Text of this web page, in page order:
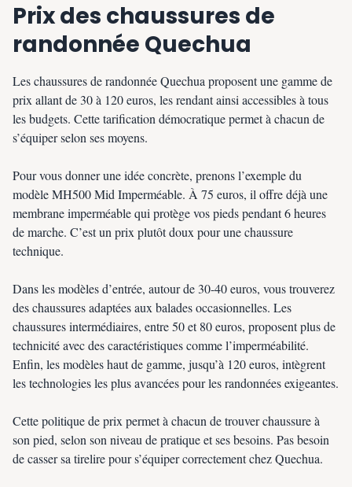
Prix des chaussures de
randonnée Quechua
Les chaussures de randonnée Quechua proposent une gamme de
prix allant de 30 à 120 euros, les rendant ainsi accessibles à tous
les budgets. Cette tarification démocratique permet à chacun de
s’équiper selon ses moyens.
Pour vous donner une idée concrète, prenons l’exemple du
modèle MH500 Mid Imperméable. À 75 euros, il offre déjà une
membrane imperméable qui protège vos pieds pendant 6 heures
de marche. C’est un prix plutôt doux pour une chaussure
technique.
Dans les modèles d’entrée, autour de 30-40 euros, vous trouverez
des chaussures adaptées aux balades occasionnelles. Les
chaussures intermédiaires, entre 50 et 80 euros, proposent plus de
technicité avec des caractéristiques comme l’imperméabilité.
Enfin, les modèles haut de gamme, jusqu’à 120 euros, intègrent
les technologies les plus avancées pour les randonnées exigeantes.
Cette politique de prix permet à chacun de trouver chaussure à
son pied, selon son niveau de pratique et ses besoins. Pas besoin
de casser sa tirelire pour s’équiper correctement chez Quechua.